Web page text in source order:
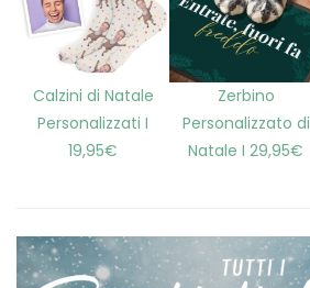
Calzini di Natale
Personalizzati I
19,95€
Zerbino
Personalizzato di
Natale I 29,95€